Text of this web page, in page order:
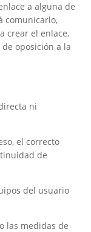
a alguna de
comunicarlo,
crear el enlace.
oposición a la
ni
el correcto
de
del usuario
las medidas de